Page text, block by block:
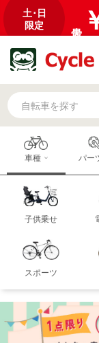
土･日
限定
車種
子供乗せ
スポーツ
パー